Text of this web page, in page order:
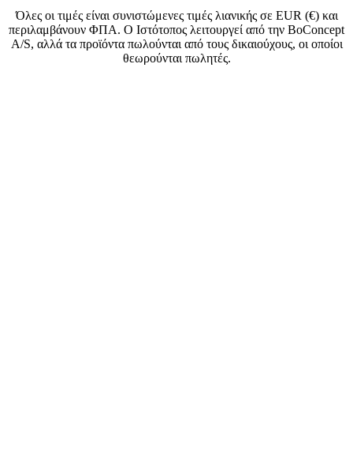
Όλες οι τιμές είναι συνιστώμενες τιμές λιανικής σε EUR (€) και
περιλαμβάνουν ΦΠΑ. Ο Ιστότοπος λειτουργεί από την BoConcept
A/S, αλλά τα προϊόντα πωλούνται από τους δικαιούχους, οι οποίοι
θεωρούνται πωλητές.